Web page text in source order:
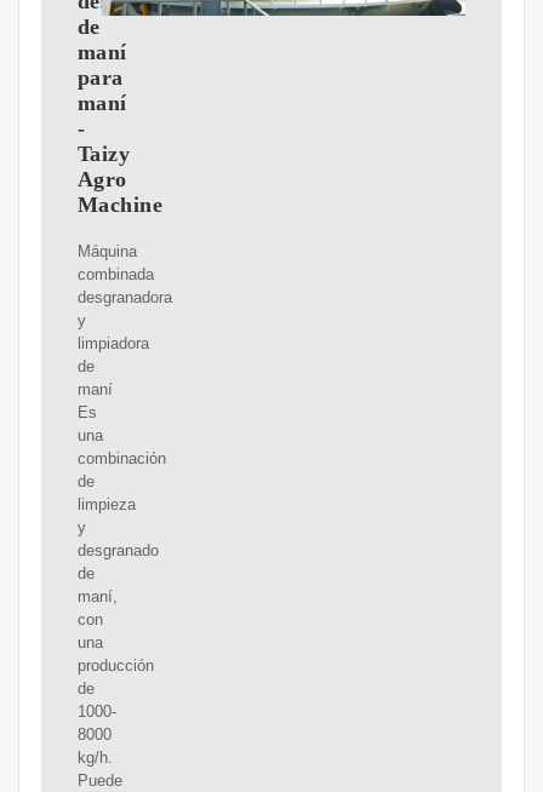
de
maní
para
maní
-
Taizy
Agro
Machine
Máquina
combinada
desgranadora
y
limpiadora
de
maní
Es
una
combinación
de
limpieza
y
desgranado
de
maní,
con
una
producción
de
1000-
8000
kg/h.
Puede